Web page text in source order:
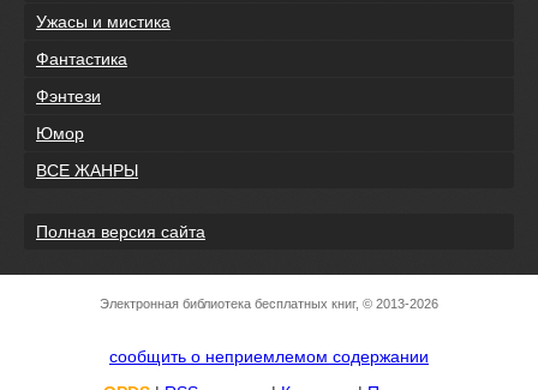
Ужасы и мистика
Фантастика
Фэнтези
Юмор
ВСЕ ЖАНРЫ
Полная версия сайта
Электронная библиотека бесплатных книг, © 2013-2026
сообщить о неприемлемом содержании